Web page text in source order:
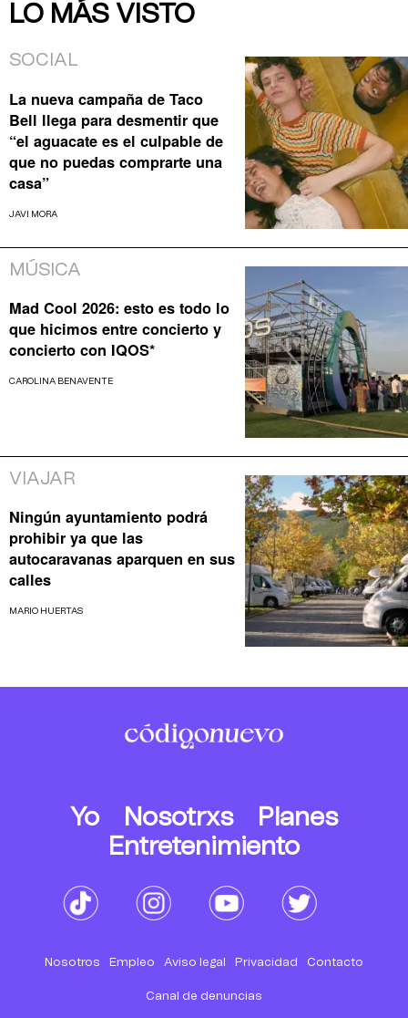
LO MÁS VISTO
SOCIAL
La nueva campaña de Taco
Bell llega para desmentir que
“el aguacate es el culpable de
que no puedas comprarte una
casa”
JAVI MORA
MÚSICA
Mad Cool 2026: esto es todo lo
que hicimos entre concierto y
concierto con IQOS*
CAROLINA BENAVENTE
VIAJAR
Ningún ayuntamiento podrá
prohibir ya que las
autocaravanas aparquen en sus
calles
MARIO HUERTAS
Yo Nosotrxs
Planes
Entretenimiento
Nosotros Empleo Aviso legal Privacidad Contacto
Canal de denuncias